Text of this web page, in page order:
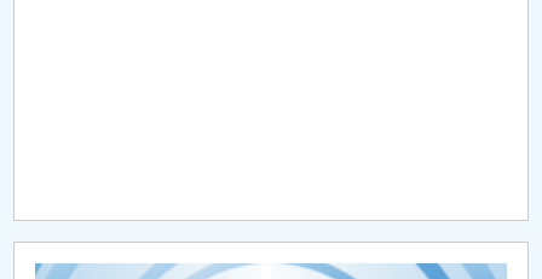
Chestionar angajabilitate ALUMNI – UPB